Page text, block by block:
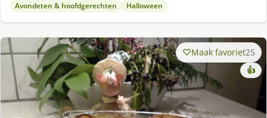
Avondeten & hoofdgerechten Halloween
Maak favoriet25
👍